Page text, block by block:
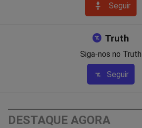
Seguir
Truth
Siga-nos no Truth
Seguir
DESTAQUE AGORA